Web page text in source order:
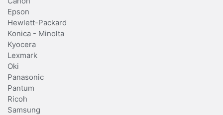
Epson
Hewlett-Packard
Konica - Minolta
Kyocera
Lexmark
Oki
Panasonic
Pantum
Ricoh
Samsung